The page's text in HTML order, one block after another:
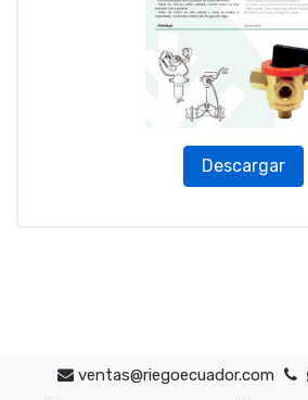
Descargar
ventas@riegoecuador.com